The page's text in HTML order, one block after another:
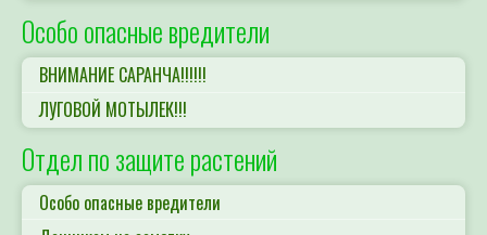
Особо опасные вредители
ВНИМАНИЕ САРАНЧА!!!!!!
ЛУГОВОЙ МОТЫЛЕК!!!
Отдел по защите растений
Особо опасные вредители
Дачникам на заметку